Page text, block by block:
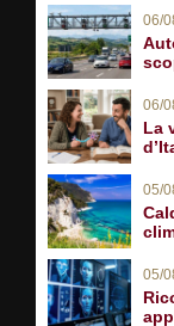
06/
06/
La
05/
05/